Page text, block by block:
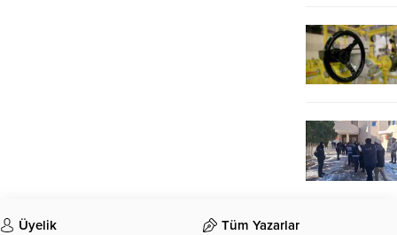
Üyelik Tüm Yazarlar